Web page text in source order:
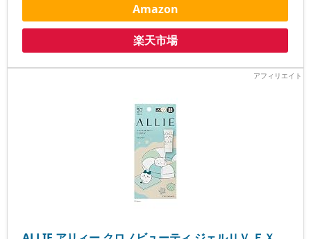
Amazon
楽天市場